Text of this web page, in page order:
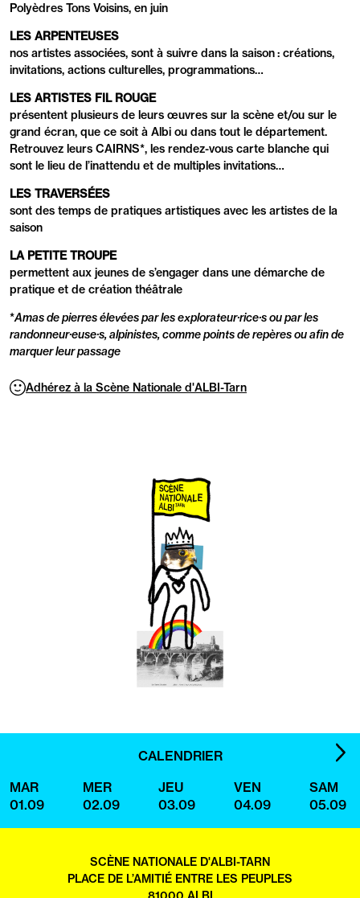
Polyèdres Tons Voisins, en juin
LES ARPENTEUSES
nos artistes associées, sont à suivre dans la saison : créations,
invitations, actions culturelles, programmations…
LES ARTISTES FIL ROUGE
présentent plusieurs de leurs œuvres sur la scène et/ou sur le
grand écran, que ce soit à Albi ou dans tout le département.
Retrouvez leurs CAIRNS*, les rendez-vous carte blanche qui
sont le lieu de l’inattendu et de multiples invitations…
LES TRAVERSÉES
sont des temps de pratiques artistiques avec les artistes de la
saison
LA PETITE TROUPE
permettent aux jeunes de s’engager dans une démarche de
pratique et de création théâtrale
*Amas de pierres élevées par les explorateur·rice·s ou par les
randonneur·euse·s, alpinistes, comme points de repères ou afin de
marquer leur passage
Adhérez à la Scène Nationale d'ALBI-Tarn
CALENDRIER
MAR
01.09
MER
02.09
JEU
03.09
VEN
04.09
SAM
05.09
SCÈNE NATIONALE D'ALBI-TARN
PLACE DE L’AMITIÉ ENTRE LES PEUPLES